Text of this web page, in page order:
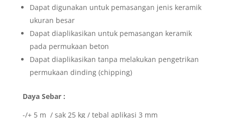
Dapat digunakan untuk pemasangan jenis keramik
ukuran besar
Dapat diaplikasikan untuk pemasangan keramik
pada permukaan beton
Dapat diaplikasikan tanpa melakukan pengetrikan
permukaan dinding (chipping)
Daya Sebar :
-/+ 5 m / sak 25 kg / tebal aplikasi 3 mm